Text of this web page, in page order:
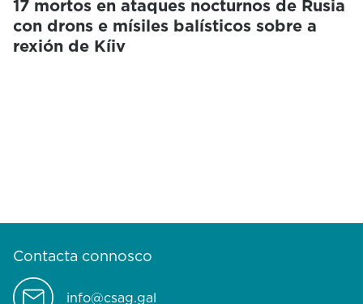
17 mortos en ataques nocturnos de Rusia
con drons e mísiles balísticos sobre a
rexión de Kíiv
Contacta connosco
info@csag.gal